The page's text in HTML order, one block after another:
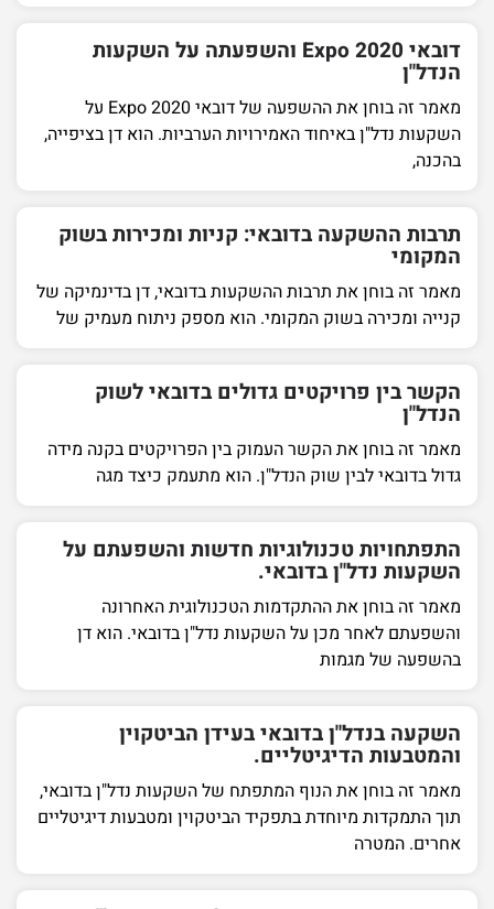
דובאי Expo 2020 והשפעתה על השקעות
הנדל"ן
מאמר זה בוחן את ההשפעה של דובאי Expo 2020 על
השקעות נדל"ן באיחוד האמירויות הערביות. הוא דן בציפייה,
בהכנה,
תרבות ההשקעה בדובאי: קניות ומכירות בשוק
המקומי
מאמר זה בוחן את תרבות ההשקעות בדובאי, דן בדינמיקה של
קנייה ומכירה בשוק המקומי. הוא מספק ניתוח מעמיק של
הקשר בין פרויקטים גדולים בדובאי לשוק
הנדל"ן
מאמר זה בוחן את הקשר העמוק בין הפרויקטים בקנה מידה
גדול בדובאי לבין שוק הנדל"ן. הוא מתעמק כיצד מגה
התפתחויות טכנולוגיות חדשות והשפעתם על
השקעות נדל"ן בדובאי.
מאמר זה בוחן את ההתקדמות הטכנולוגית האחרונה
והשפעתם לאחר מכן על השקעות נדל"ן בדובאי. הוא דן
בהשפעה של מגמות
השקעה בנדל"ן בדובאי בעידן הביטקוין
והמטבעות הדיגיטליים.
מאמר זה בוחן את הנוף המתפתח של השקעות נדל"ן בדובאי,
תוך התמקדות מיוחדת בתפקיד הביטקוין ומטבעות דיגיטליים
אחרים. המטרה